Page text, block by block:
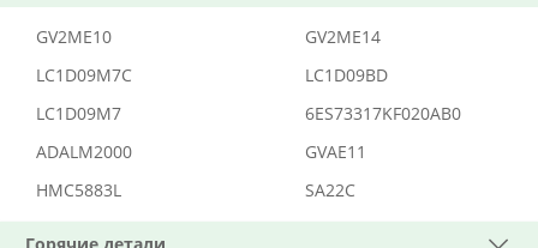
GV2ME10
GV2ME14
LC1D09M7C
LC1D09BD
LC1D09M7
6ES73317KF020AB0
ADALM2000
GVAE11
HMC5883L
SA22C